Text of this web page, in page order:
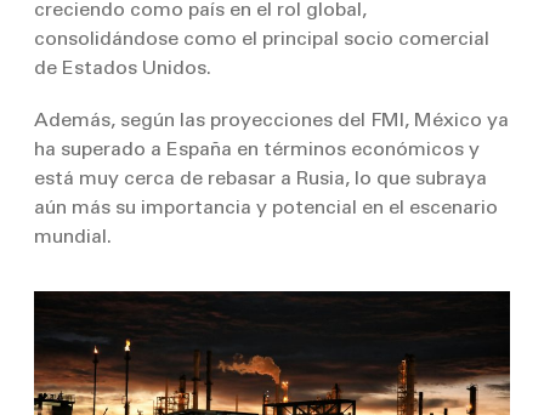
creciendo como país en el rol global,
consolidándose como el principal socio comercial
de Estados Unidos.
Además, según las proyecciones del FMI, México ya
ha superado a España en términos económicos y
está muy cerca de rebasar a Rusia, lo que subraya
aún más su importancia y potencial en el escenario
mundial.